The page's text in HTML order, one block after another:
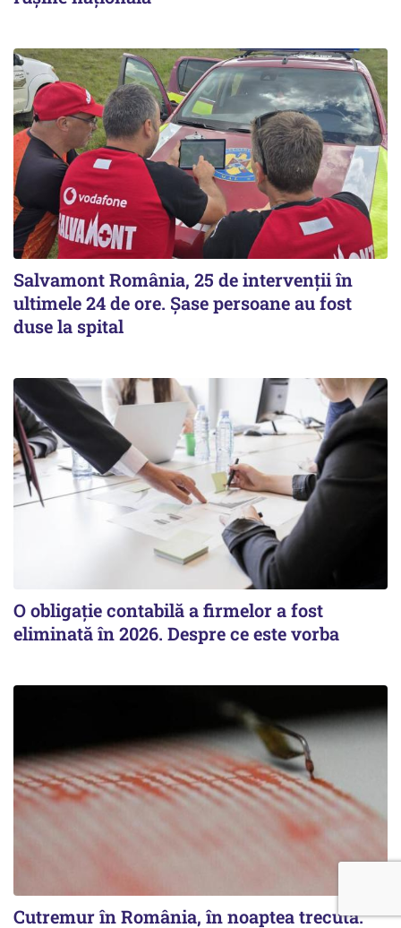
Salvamont România, 25 de intervenții în
ultimele 24 de ore. Șase persoane au fost
duse la spital
O obligație contabilă a firmelor a fost
eliminată în 2026. Despre ce este vorba
Cutremur în România, în noaptea trecută.